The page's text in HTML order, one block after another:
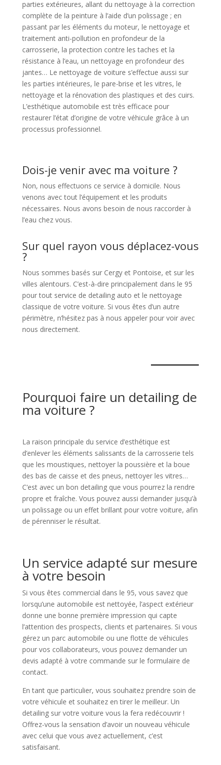
parties extérieures, allant du nettoyage à la correction
complète de la peinture à l’aide d’un polissage ; en
passant par les éléments du moteur, le nettoyage et
traitement anti-pollution en profondeur de la
carrosserie, la protection contre les taches et la
résistance à l’eau, un nettoyage en profondeur des
jantes… Le nettoyage de voiture s’effectue aussi sur
les parties intérieures, le pare-brise et les vitres, le
nettoyage et la rénovation des plastiques et des cuirs.
L’esthétique automobile est très efficace pour
restaurer l’état d’origine de votre véhicule grâce à un
processus professionnel.
Dois-je venir avec ma voiture ?
Non, nous effectuons ce service à domicile. Nous
venons avec tout l’équipement et les produits
nécessaires. Nous avons besoin de nous raccorder à
l’eau chez vous.
Sur quel rayon vous déplacez-vous
?
Nous sommes basés sur Cergy et Pontoise, et sur les
villes alentours. C’est-à-dire principalement dans le 95
pour tout service de detailing auto et le nettoyage
classique de votre voiture. Si vous êtes d’un autre
périmètre, n’hésitez pas à nous appeler pour voir avec
nous directement.
Pourquoi faire un detailing de
ma voiture ?
La raison principale du service d’esthétique est
d’enlever les éléments salissants de la carrosserie tels
que les moustiques, nettoyer la poussière et la boue
des bas de caisse et des pneus, nettoyer les vitres…
C’est avec un bon detailing que vous pourrez la rendre
propre et fraîche. Vous pouvez aussi demander jusqu’à
un polissage ou un effet brillant pour votre voiture, afin
de pérenniser le résultat.
Un service adapté sur mesure
à votre besoin
Si vous êtes commercial dans le 95, vous savez que
lorsqu’une automobile est nettoyée, l’aspect extérieur
donne une bonne première impression qui capte
l’attention des prospects, clients et partenaires. Si vous
gérez un parc automobile ou une flotte de véhicules
pour vos collaborateurs, vous pouvez demander un
devis adapté à votre commande sur le formulaire de
contact.
En tant que particulier, vous souhaitez prendre soin de
votre véhicule et souhaitez en tirer le meilleur. Un
detailing sur votre voiture vous la fera redécouvrir !
Offrez-vous la sensation d’avoir un nouveau véhicule
avec celui que vous avez actuellement, c’est
satisfaisant.